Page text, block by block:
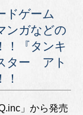
ドゲーム
ンガなどの
！『タンキ
ター アト
」から発売